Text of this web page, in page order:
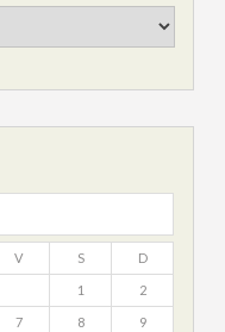
V S D
1 2
7 8 9